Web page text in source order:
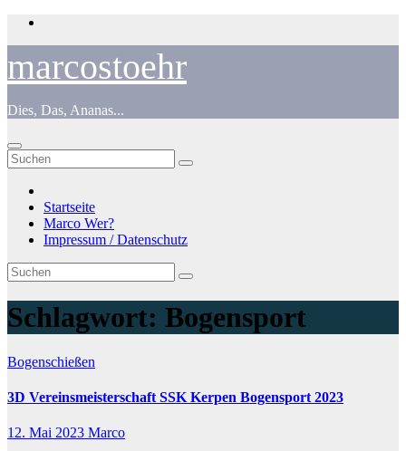
Zum
marcostoehr
Dies, Das, Ananas...
Startseite
Marco Wer?
Impressum / Datenschutz
Schlagwort: Bogensport
Bogenschießen
3D Vereinsmeisterschaft SSK Kerpen Bogensport 2023
12. Mai 2023 Marco